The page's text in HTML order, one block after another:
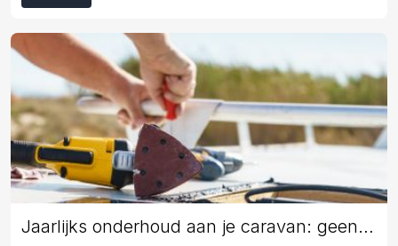
Jaarlijks onderhoud aan je caravan: geen overbodige luxe